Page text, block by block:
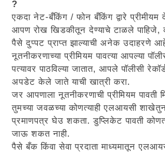
?
एकदा नेट-बँकिंग / फोन बँकिंग द्वारे प्रीमीयम
आपण रोख खिडकीतून देण्याचे टाळले पाहिजे,
पैसे दुप्पट प्राप्त झाल्याची अनेक उदाहरणे
नूतनीकरणाच्या प्रीमियम पावत्या आपल्या
पत्यावर पाठविल्या जातात, आपले पॉलीसी
अपडेट केले जाते याची खात्री करा.
जर आपणाला नूतनीकरणाची प्रीमियम पावती
तुमच्या जवळच्या कोणत्याही एलआयसी शाखेतुन
प्रमाणपत्र घेउ शकता. डुप्लिकेट पावती
जाऊ शकत नाही.
पैसे बँक किंवा सेवा प्रदाता माध्यमातून